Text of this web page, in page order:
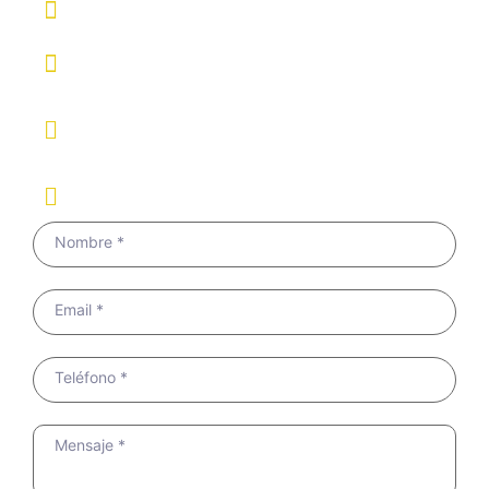
Nombre *
Email *
Teléfono *
Mensaje *